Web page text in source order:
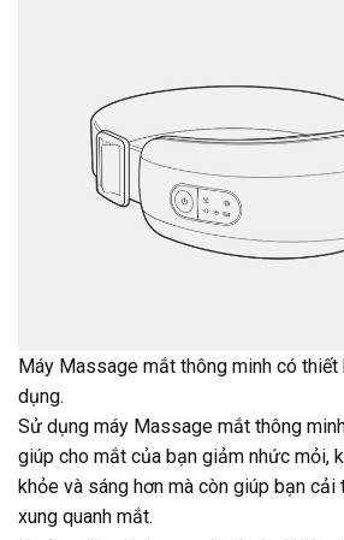
Máy Massage mắt thông minh có
dụng.
Sử dụng máy Massage mắt thông
giúp cho mắt của bạn giảm nhức mỏi,
khỏe và sáng hơn mà còn giúp bạn
xung quanh mắt.